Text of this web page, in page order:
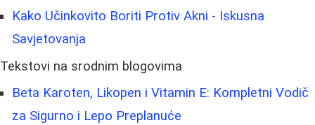
Kako Učinkovito Boriti Protiv Akni - Iskusna
Savjetovanja
Tekstovi na srodnim blogovima
Beta Karoten, Likopen i Vitamin E: Kompletni Vodič
za Sigurno i Lepo Preplanuće